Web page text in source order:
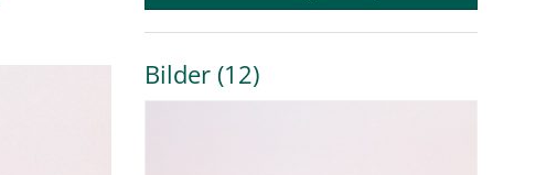
Bilder (12)